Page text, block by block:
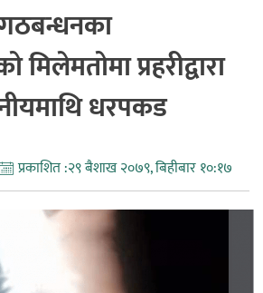
गठबन्धनका
मिलेमतोमा प्रहरीद्वारा
धरपकड
प्रकाशित :२९ बैशाख २०७९, बिहीबार १०:१७